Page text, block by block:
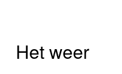
Het weer